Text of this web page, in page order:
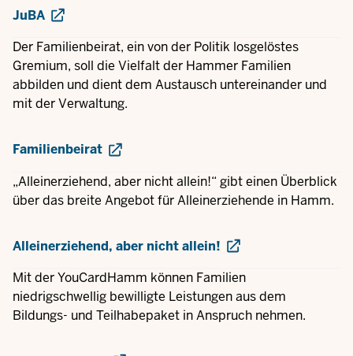
JuBA
Der Familienbeirat, ein von der Politik losgelöstes
Gremium, soll die Vielfalt der Hammer Familien
abbilden und dient dem Austausch untereinander und
mit der Verwaltung.
Familienbeirat
„Alleinerziehend, aber nicht allein!“ gibt einen Überblick
über das breite Angebot für Alleinerziehende in Hamm.
Alleinerziehend, aber nicht allein!
Mit der YouCardHamm können Familien
niedrigschwellig bewilligte Leistungen aus dem
Bildungs- und Teilhabepaket in Anspruch nehmen.